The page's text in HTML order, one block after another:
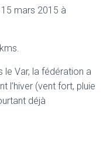
mars 2015 à
le Var, la fédération a
l’hiver (vent fort, pluie
déjà